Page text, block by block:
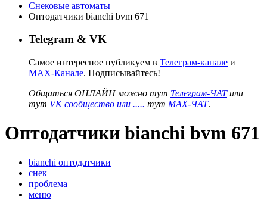
Снековые автоматы
Оптодатчики bianchi bvm 671
Telegram & VK
Самое интересное публикуем в Телеграм-канале и
MAX-Канале. Подписывайтесь!
Общаться ОНЛАЙН можно тут Телеграм-ЧАТили
тут VK сообщество или ..... тут MAX-ЧАТ.
Оптодатчики bianchi bvm 671
bianchi оптодатчики
снек
проблема
меню